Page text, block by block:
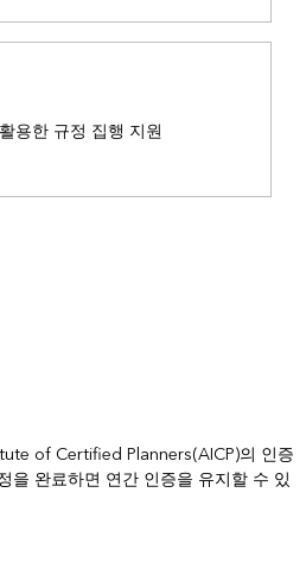
용한 규정 집행 지원
of Certified Planners(AICP)의 인증
을 완료하면 연간 인증을 유지할 수 있